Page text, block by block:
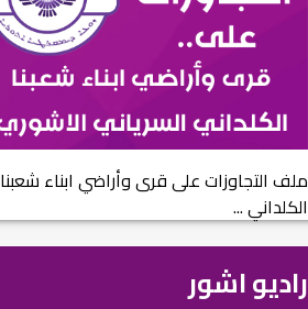
ملف التجاوزات على قرى وأراضي ابناء شعبنا
الكلداني ...
راديو اشور